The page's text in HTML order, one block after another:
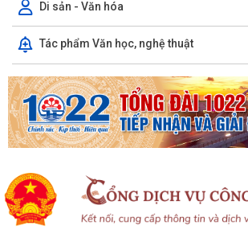
Di sản - Văn hóa
Tác phẩm Văn học, nghệ thuật
Ủy ban Mặt trận Tổ quốc xã Chấn Hưng
trong chuyển đổi số vì sức khỏe cộng...
Xã Chấn Hưng: Đẩy mạnh cải cách hành
Hội đồng nhân dân xã Chấn Hưng khóa II,
chức Kỳ họp thứ 3 HĐND xã